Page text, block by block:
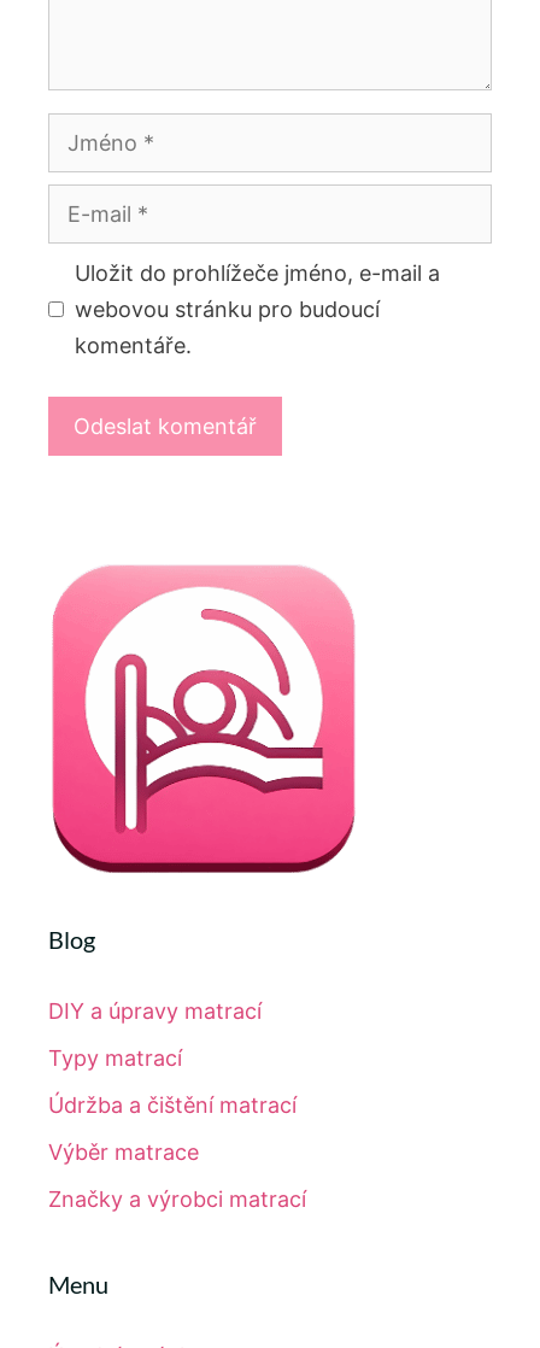
Jméno
E-
mail
Uložit do prohlížeče jméno, e-mail a
webovou stránku pro budoucí
komentáře.
Blog
DIY a úpravy matrací
Typy matrací
Údržba a čištění matrací
Výběr matrace
Značky a výrobci matrací
Menu